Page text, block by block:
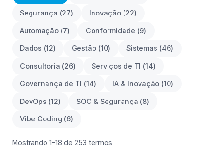
Segurança (27) Inovação (22)
Automação (7) Conformidade (9)
Dados (12) Gestão (10) Sistemas (46)
Consultoria (26) Serviços de TI (14)
Governança de TI (14) IA & Inovação (10)
DevOps (12) SOC & Segurança (8)
Vibe Coding (6)
Mostrando 1–18 de 253 termos